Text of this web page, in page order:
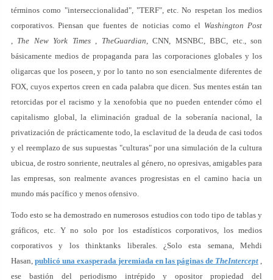
términos como "interseccionalidad", "TERF", etc. No respetan los medios
corporativos. Piensan que fuentes de noticias como el Washington Post
, The New York Times, TheGuardian, CNN, MSNBC, BBC, etc., son
básicamente medios de propaganda para las corporaciones globales y los
oligarcas que los poseen, y por lo tanto no son esencialmente diferentes de
FOX, cuyos expertos creen en cada palabra que dicen. Sus mentes están tan
retorcidas por el racismo y la xenofobia que no pueden entender cómo el
capitalismo global, la eliminación gradual de la soberanía nacional, la
privatización de prácticamente todo, la esclavitud de la deuda de casi todos
y el reemplazo de sus supuestas "culturas" por una simulación de la cultura
ubicua, de rostro sonriente, neutrales al género, no opresivas, amigables para
las empresas, son realmente avances progresistas en el camino hacia un
mundo más pacífico y menos ofensivo.
Todo esto se ha demostrado en numerosos estudios con todo tipo de tablas y
gráficos, etc. Y no solo por los estadísticos corporativos, los medios
corporativos y los thinktanks liberales. ¿Solo esta semana, Mehdi
Hasan, publicó una exasperada jeremiada en las páginas de TheIntercept ,
ese bastión del periodismo intrépido y opositor propiedad del